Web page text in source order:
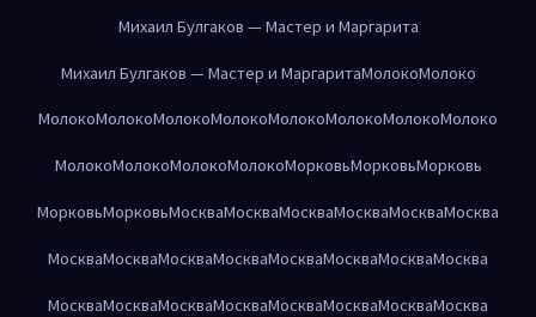
Михаил Булгаков — Мастер и Маргарита
Михаил Булгаков — Мастер и МаргаритаМолокоМолоко
МолокоМолокоМолокоМолокоМолокоМолокоМолокоМолоко
МолокоМолокоМолокоМолокоМорковьМорковьМорковь
МорковьМорковьМоскваМоскваМоскваМоскваМоскваМосква
МоскваМоскваМоскваМоскваМоскваМоскваМоскваМосква
МоскваМоскваМоскваМоскваМоскваМоскваМоскваМосква